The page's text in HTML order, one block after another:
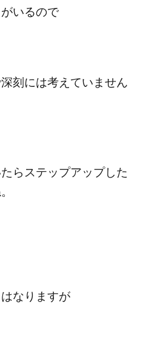
いるので
刻には考えていません
らステップアップした
なりますが